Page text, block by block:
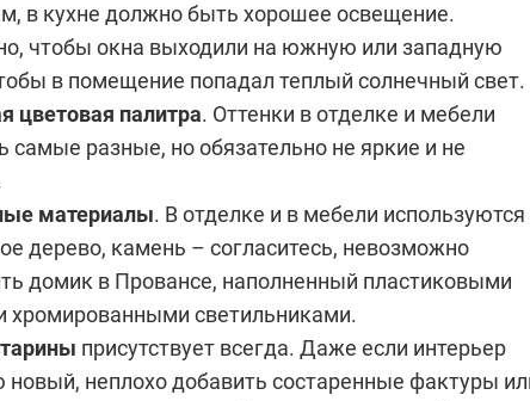
в кухне должно быть хорошее освещение.
чтобы окна выходили на южную или западную
в помещение попадал теплый солнечный свет.
цветовая палитра. Оттенки в отделке и мебели
самые разные, но обязательно не яркие и не
материалы. В отделке и в мебели используются
дерево, камень – согласитесь, невозможно
домик в Провансе, наполненный пластиковыми
хромированными светильниками.
присутствует всегда. Даже если интерьер
новый, неплохо добавить состаренные фактуры